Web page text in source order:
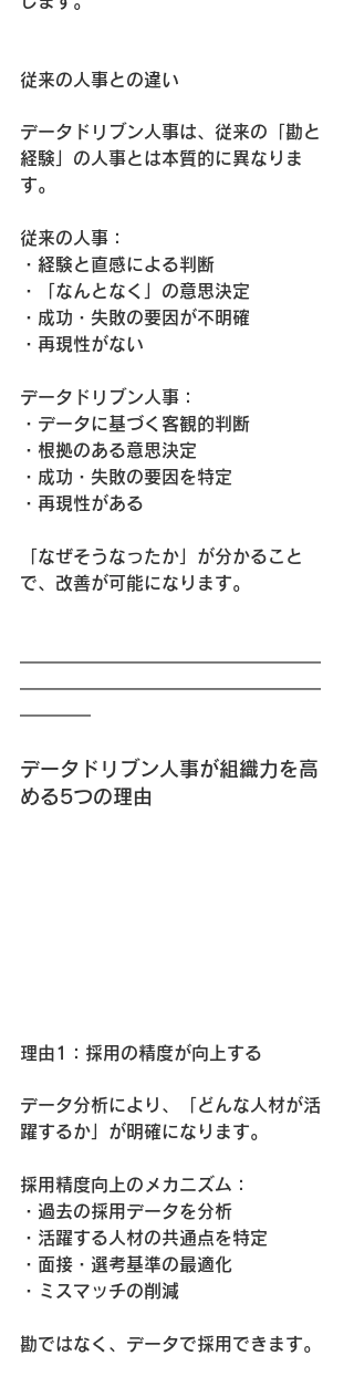
従来の人事との違い
データドリブン人事は、従来の「勘と
経験」の人事とは本質的に異なりま
す。
従来の人事：
・経験と直感による判断
・「なんとなく」の意思決定
・成功・失敗の要因が不明確
・再現性がない
データドリブン人事：
・データに基づく客観的判断
・根拠のある意思決定
・成功・失敗の要因を特定
・再現性がある
「なぜそうなったか」が分かること
で、改善が可能になります。
━━━━━━━━━━━━━━━━━
━━━━━━━━━━━━━━━━━
━━━━
データドリブン人事が組織力を高
める5つの理由
理由1：採用の精度が向上する
データ分析により、「どんな人材が活
躍するか」が明確になります。
採用精度向上のメカニズム：
・過去の採用データを分析
・活躍する人材の共通点を特定
・面接・選考基準の最適化
・ミスマッチの削減
勘ではなく、データで採用できます。